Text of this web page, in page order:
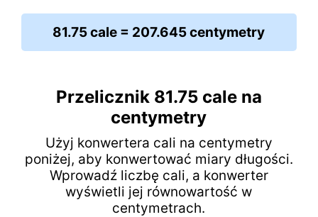
81.75 cale = 207.645 centymetry
Przelicznik 81.75 cale na
centymetry
Użyj konwertera cali na centymetry
poniżej, aby konwertować miary długości.
Wprowadź liczbę cali, a konwerter
wyświetli jej równowartość w
centymetrach.